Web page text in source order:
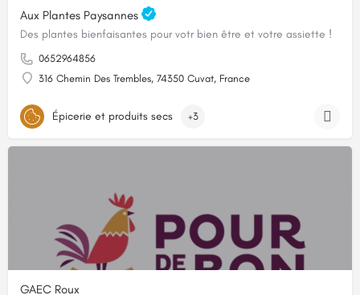
Aux Plantes Paysannes
Des plantes bienfaisantes pour votr bien être et votre assiette !
0652964856
316 Chemin Des Trembles, 74350 Cuvat, France
Épicerie et produits secs +3
GAEC Roux